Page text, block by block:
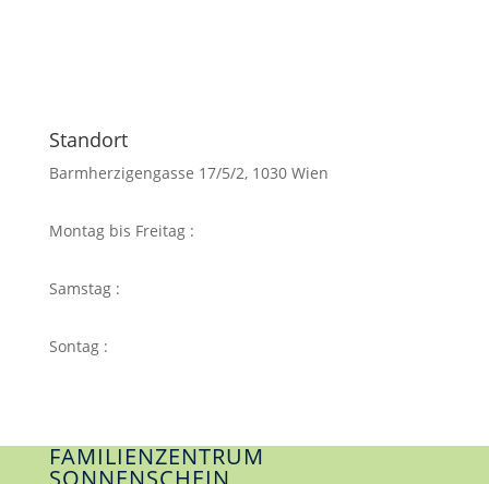
Standort
Barmherzigengasse 17/5/2, 1030 Wien
Montag bis Freitag :
Samstag :
Sontag :
FAMILIENZENTRUM
SONNENSCHEIN